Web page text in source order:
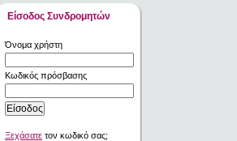
Είσοδος Συνδρομητών
Όνομα χρήστη
Κωδικός πρόσβασης
Ξεχάσατε τον κωδικό σας;